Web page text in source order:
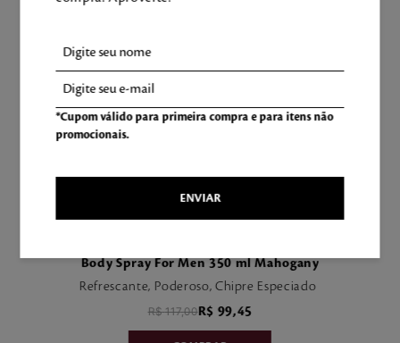
*Cupom válido para primeira compra e para itens não
promocionais.
ENVIAR
Body Spray For Men 350 ml Mahogany
Refrescante, Poderoso, Chipre Especiado
R$ 117,00R$ 99,45